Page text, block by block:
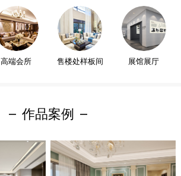
高端会所 售楼处样板间 展馆展厅
作品案例